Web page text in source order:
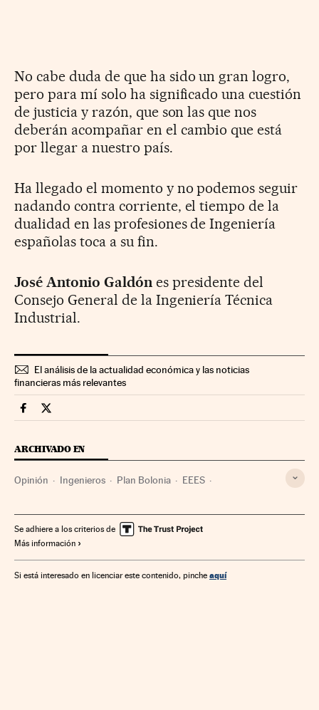
No cabe duda de que ha sido un gran logro,
pero para mí solo ha significado una cuestión
de justicia y razón, que son las que nos
deberán acompañar en el cambio que está
por llegar a nuestro país.
Ha llegado el momento y no podemos seguir
nadando contra corriente, el tiempo de la
dualidad en las profesiones de Ingeniería
españolas toca a su fin.
José Antonio Galdón es presidente del
Consejo General de la Ingeniería Técnica
Industrial.
El análisis de la actualidad económica y las noticias
financieras más relevantes
Economia Cinco Días en Facebook
Economia Cinco Días en Twitter
ARCHIVADO EN
Opinión Ingenieros Plan Bolonia EEES
Se adhiere a los criterios de
Más información
Si está interesado en licenciar este contenido, pinche aquí